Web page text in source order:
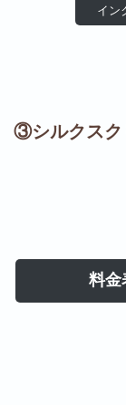
イン
③シルクスク
料金